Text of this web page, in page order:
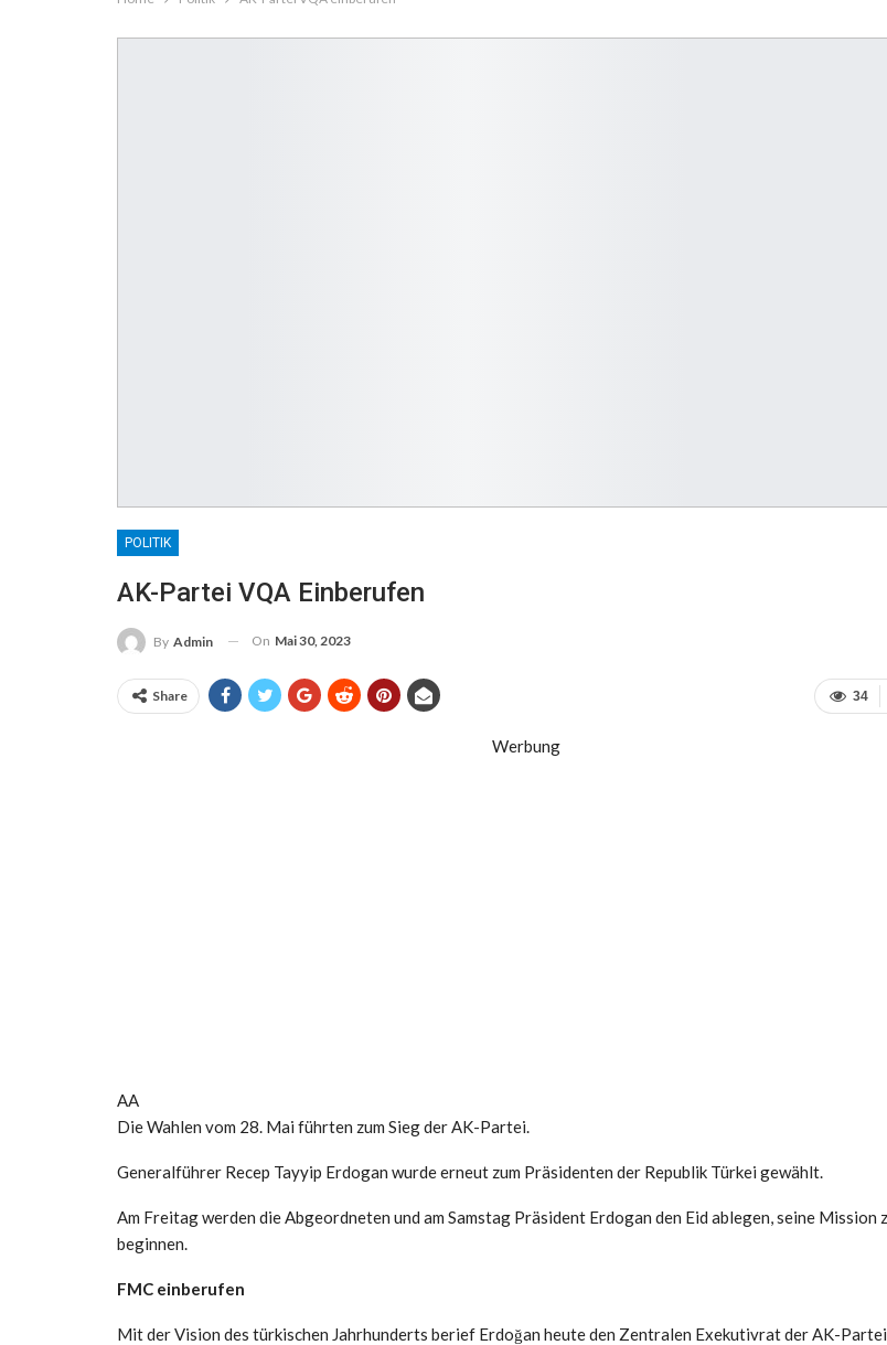
POLITIK
AK-Partei VQA Einberufen
By Admin On Mai 30, 2023
34
Share
Werbung
AA
Die Wahlen vom 28. Mai führten zum Sieg der AK-Partei.
Generalführer Recep Tayyip Erdogan wurde erneut zum Präsidenten der Republik Türkei gewählt.
Am Freitag werden die Abgeordneten und am Samstag Präsident Erdogan den Eid ablegen, seine Mission
beginnen.
FMC einberufen
Mit der Vision des türkischen Jahrhunderts berief Erdoğan heute den Zentralen Exekutivrat der AK-